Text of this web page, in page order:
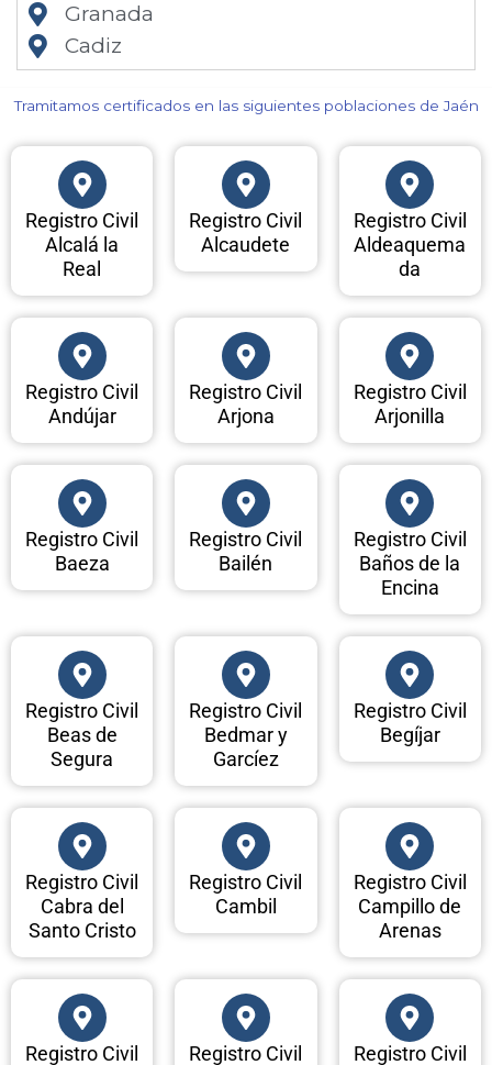
Granada
Cadiz
Tramitamos certificados en las siguientes poblaciones de Jaén​
Registro Civil
Alcalá la
Real
Registro Civil
Alcaudete
Registro Civil
Aldeaquema
da
Registro Civil
Andújar
Registro Civil
Arjona
Registro Civil
Arjonilla
Registro Civil
Baeza
Registro Civil
Bailén
Registro Civil
Baños de la
Encina
Registro Civil
Beas de
Segura
Registro Civil
Bedmar y
Garcíez
Registro Civil
Begíjar
Registro Civil
Cabra del
Santo Cristo
Registro Civil
Cambil
Registro Civil
Campillo de
Arenas
Registro Civil Registro Civil Registro Civil